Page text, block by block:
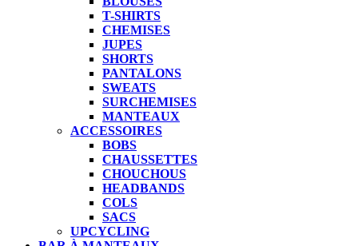
T-SHIRTS
CHEMISES
JUPES
SHORTS
PANTALONS
SWEATS
SURCHEMISES
MANTEAUX
ACCESSOIRES
BOBS
CHAUSSETTES
CHOUCHOUS
HEADBANDS
COLS
SACS
UPCYCLING